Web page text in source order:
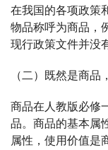
在我国的各项政策
物品称呼为商品，
现行政策文件并没
（二）既然是商
商品在人教版必修
品。商品的基本属
属性，使用价值是